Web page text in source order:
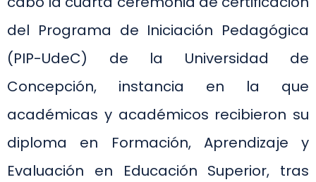
del Programa de Iniciación Pedagógica
(PIP-UdeC) de la Universidad de
Concepción, instancia en la que
académicas y académicos recibieron su
diploma en Formación, Aprendizaje y
Evaluación en Educación Superior, tras